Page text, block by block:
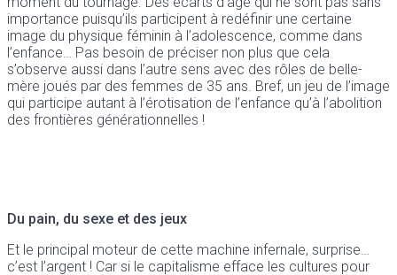
importance puisqu’ils participent à redéfinir une certaine
image du physique féminin à l’adolescence, comme dans
l’enfance… Pas besoin de préciser non plus que cela
s’observe aussi dans l’autre sens avec des rôles de belle-
mère joués par des femmes de 35 ans. Bref, un jeu de l’image
qui participe autant à l’érotisation de l’enfance qu’à l’abolition
des frontières générationnelles !
Du pain, du sexe et des jeux
Et le principal moteur de cette machine infernale, surprise…
c’est l’argent ! Car si le capitalisme efface les cultures pour